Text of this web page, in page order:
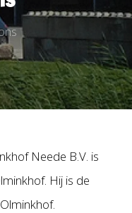
Neede B.V. is
Hij is de